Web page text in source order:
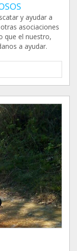
y ayudar a
asociaciones
que el nuestro,
a ayudar.